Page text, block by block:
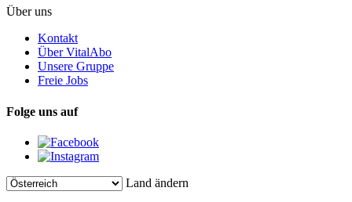
Über uns
Kontakt
Über VitalAbo
Unsere Gruppe
Freie Jobs
Folge uns auf
Land ändern